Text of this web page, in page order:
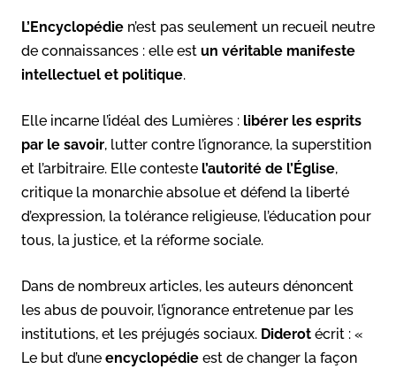
L’Encyclopédie n’est pas seulement un recueil neutre
de connaissances : elle est un véritable manifeste
intellectuel et politique.
Elle incarne l’idéal des Lumières : libérer les esprits
par le savoir, lutter contre l’ignorance, la superstition
et l’arbitraire. Elle conteste l’autorité de l’Église,
critique la monarchie absolue et défend la liberté
d’expression, la tolérance religieuse, l’éducation pour
tous, la justice, et la réforme sociale.
Dans de nombreux articles, les auteurs dénoncent
les abus de pouvoir, l’ignorance entretenue par les
institutions, et les préjugés sociaux. Diderot écrit : «
Le but d’une encyclopédie est de changer la façon